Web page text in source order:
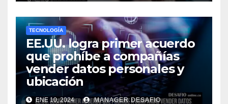
TECNOLOGÍA
EE.UU. logra primer acuerdo
que prohíbe a compañías
vender datos personales y
ubicación
ENE 10, 2024 MANAGER.DESAFIO